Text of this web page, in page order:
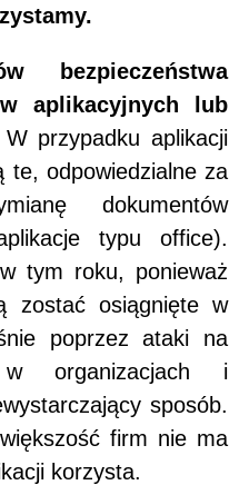
bezpieczeństwa
aplikacyjnych lub
W przypadku aplikacji
te, odpowiedzialne za
dokumentów
typu office).
tym roku, ponieważ
zostać osiągnięte w
poprzez ataki na
w organizacjach i
sposób.
firm nie ma
korzysta.